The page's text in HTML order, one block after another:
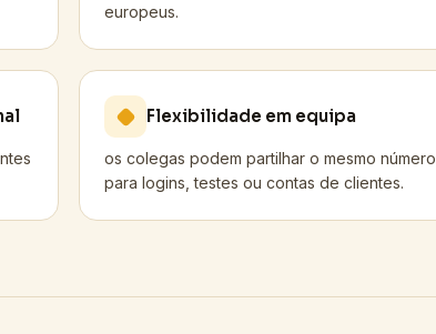
europeus.
Flexibilidade em equipa
os colegas podem partilhar o mesmo número
para logins, testes ou contas de clientes.